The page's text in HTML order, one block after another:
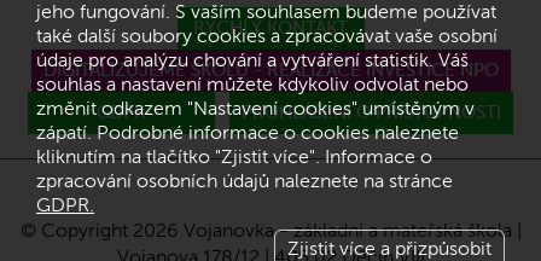
RYCHLÝ KONTAKT
DIGITALIZUJEME ŠKOLU - REALIZACE INVESTICE NPO
GDPR PROHLÁŠENÍ O PŘÍSTUPNOSTI
© Copyright 2026 Vojanovka - základní a mateřská škola |
jeho fungování. S vaším souhlasem budeme používat
také další soubory cookies a zpracovávat vaše osobní
údaje pro analýzu chování a vytváření statistik. Váš
souhlas a nastavení můžete kdykoliv odvolat nebo
změnit odkazem "Nastavení cookies" umístěným v
zápatí. Podrobné informace o cookies naleznete
kliknutím na tlačítko "Zjistit více". Informace o
zpracování osobních údajů naleznete na stránce
GDPR.
Zjistit více a přizpůsobit